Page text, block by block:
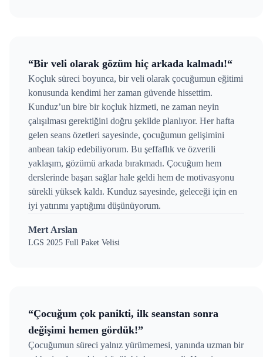
“Bir veli olarak gözüm hiç arkada kalmadı!“
Koçluk süreci boyunca, bir veli olarak çocuğumun eğitimi
konusunda kendimi her zaman güvende hissettim.
Kunduz’un bire bir koçluk hizmeti, ne zaman neyin
çalışılması gerektiğini doğru şekilde planlıyor. Her hafta
gelen seans özetleri sayesinde, çocuğumun gelişimini
anbean takip edebiliyorum. Bu şeffaflık ve özverili
yaklaşım, gözümü arkada bırakmadı. Çocuğum hem
derslerinde başarı sağlar hale geldi hem de motivasyonu
sürekli yüksek kaldı. Kunduz sayesinde, geleceği için en
iyi yatırımı yaptığımı düşünüyorum.
Mert Arslan
LGS 2025 Full Paket Velisi
“Çocuğum çok panikti, ilk seanstan sonra
değişimi hemen gördük!”
Çocuğumun süreci yalnız yürümemesi, yanında uzman bir